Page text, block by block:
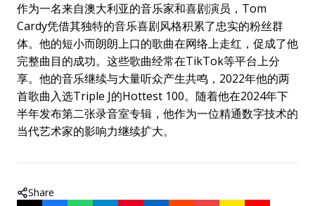
作为一名来自澳大利亚的音乐家和喜剧演员，Tom
Cardy凭借其独特的音乐喜剧风格积累了忠实的粉丝群
体。他的短小而朗朗上口的歌曲在网络上走红，促成了他
完整曲目的成功。这些歌曲经常在TikTok等平台上分
享。他的音乐继续与大量听众产生共鸣，2022年他的两
首歌曲入选Triple J的Hottest 100。随着他在2024年下
半年发布第二张录音室专辑，他作为一位精通数字技术的
当代艺术家的影响力继续扩大。
Share